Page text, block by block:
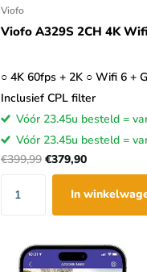
Viofo
Viofo A329S 2CH 4K
○ 4K 60fps + 2K ○ Wifi 6 +
Inclusief CPL filter
Vóór 23.45u besteld =
Vóór 23.45u besteld =
€399,99 €379,90
In